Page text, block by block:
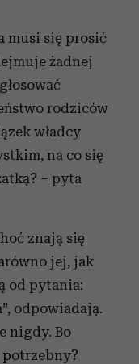
musi się prosić
żadnej
rodziców
władcy
na co się
– pyta
znają się
jej, jak
od pytania:
odpowiadają.
nigdy. Bo
potrzebny?